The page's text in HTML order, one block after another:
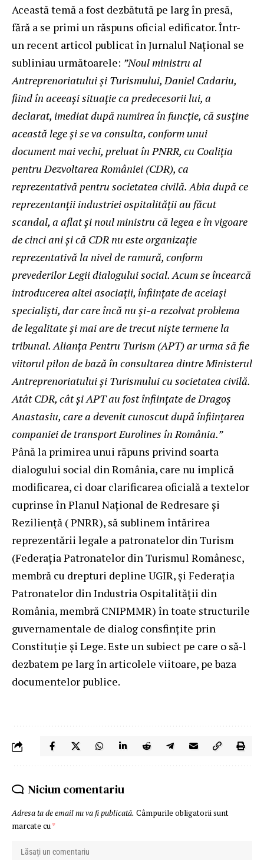
Această temă a fost dezbătută pe larg în presă,
fără a se primi un răspuns oficial edificator. Într-
un recent articol publicat în Jurnalul Național se
subliniau următoarele: ”Noul ministru al
Antreprenoriatului și Turismului, Daniel Cadariu,
fiind în aceeași situație ca predecesorii lui, a
declarat, imediat după numirea în funcție, că susține
această lege și se va consulta, conform unui
document mai vechi, preluat în PNRR, cu Coaliția
pentru Dezvoltarea României (CDR), ca
reprezentativă pentru societatea civilă. Abia după ce
reprezentanții industriei ospitalității au făcut
scandal, a aflat și noul ministru că legea e în vigoare
de cinci ani și că CDR nu este organizație
reprezentativă la nivel de ramură, conform
prevederilor Legii dialogului social. Acum se încearcă
introducerea altei asociații, înființate de aceiași
specialiști, dar care încă nu și-a rezolvat problema
de legalitate și mai are de trecut niște termene la
tribunal. Alianța Pentru Turism (APT) ar urma să fie
viitorul pilon de bază în consultarea dintre Ministerul
Antreprenoriatului și Turismului cu societatea civilă.
Atât CDR, cât și APT au fost înființate de Dragoș
Anastasiu, care a devenit cunoscut după înființarea
companiei de transport Eurolines în România.”
Până la primirea unui răpuns privind soarta
dialogului social din România, care nu implică
modificarea, ci doar clarificarea oficială a textelor
cuprinse în Planul Național de Redresare și
Reziliență ( PNRR), să sublinem întărirea
reprezentării legale a patronatelor din Turism
(Federația Patronatelor din Turismul Românesc,
membră cu drepturi depline UGIR, și Federația
Patronatelor din Industria Ospitalităţii din
România, membră CNIPMMR) în toate structurile
guvernamentale de dialog consfinţite prin
Constituţie și Lege. Este un subiect pe care o să-l
dezbatem pe larg în articolele viitoare, pe baza
documentelor publice.
Niciun comentariu
Adresa ta de email nu va fi publicată. Câmpurile obligatorii sunt
marcate cu *